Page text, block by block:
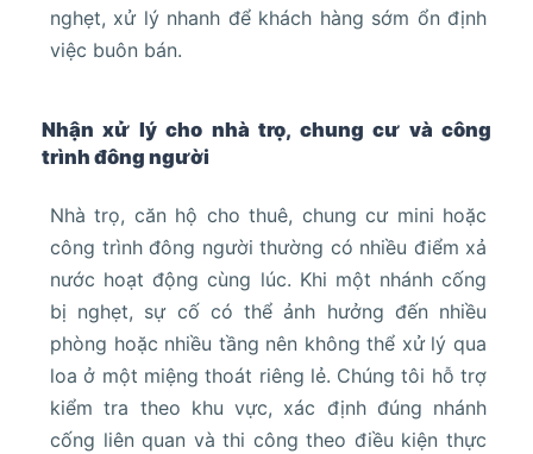
nghẹt, xử lý nhanh để khách hàng sớm ổn định
việc buôn bán.
Nhận xử lý cho nhà trọ, chung cư và công
trình đông người
Nhà trọ, căn hộ cho thuê, chung cư mini hoặc
công trình đông người thường có nhiều điểm xả
nước hoạt động cùng lúc. Khi một nhánh cống
bị nghẹt, sự cố có thể ảnh hưởng đến nhiều
phòng hoặc nhiều tầng nên không thể xử lý qua
loa ở một miệng thoát riêng lẻ. Chúng tôi hỗ trợ
kiểm tra theo khu vực, xác định đúng nhánh
cống liên quan và thi công theo điều kiện thực